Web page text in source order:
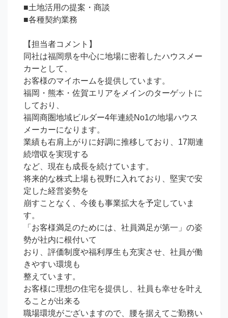
■土地活用の提案・商談
■各種契約業務
【担当者コメント】
同社は福岡県を中心に地場に密着したハウスメー
カーとして、
お客様のマイホームを提供しています。
福岡・熊本・佐賀エリアをメインのターゲットに
しており、
福岡商圏地域ビルダー4年連続No1の地場ハウス
メーカーになります。
業績も右肩上がりに好調に推移しており、17期連
続増収を実現する
など、現在も成長を続けています。
将来的な株式上場も視野に入れており、堅実で安
定した経営姿勢を
崩すことなく、今後も事業拡大を予定していま
す。
「お客様満足のためには、社員満足が第一」の姿
勢が社内に根付いて
おり、評価制度や福利厚生も充実させ、社員が働
きやすい環境も
整えています。
お客様に理想の住宅を提供し、社員も幸せを叶え
ることが出来る
職場環境がございますので、腰を据えてご勤務い